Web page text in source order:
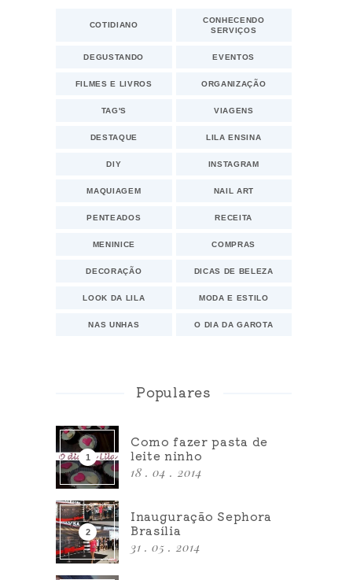
COTIDIANO
CONHECENDO
SERVIÇOS
DEGUSTANDO EVENTOS
FILMES E LIVROS ORGANIZAÇÃO
TAG'S VIAGENS
DESTAQUE LILA ENSINA
DIY INSTAGRAM
MAQUIAGEM NAIL ART
PENTEADOS RECEITA
MENINICE COMPRAS
DECORAÇÃO DICAS DE BELEZA
LOOK DA LILA MODA E ESTILO
NAS UNHAS O DIA DA GAROTA
Populares
Como fazer pasta de
leite ninho
18 . 04 . 2014
Inauguração Sephora
Brasília
31 . 05 . 2014